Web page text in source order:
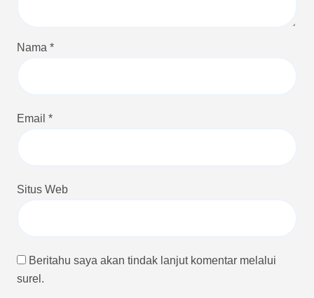
Nama *
Email *
Situs Web
Beritahu saya akan tindak lanjut komentar melalui
surel.